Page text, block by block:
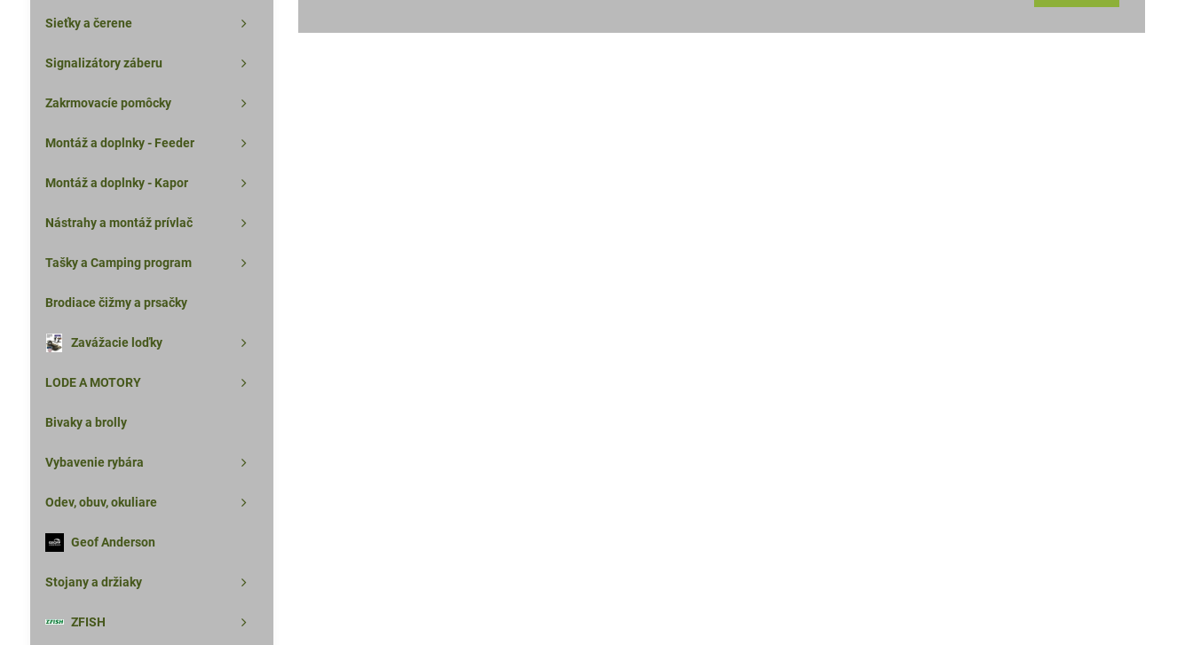
Sieťky a čerene
Signalizátory záberu
Zakrmovacíe pomôcky
Montáž a doplnky - Feeder
Montáž a doplnky - Kapor
Nástrahy a montáž prívlač
Tašky a Camping program
Brodiace čižmy a prsačky
Zavážacie loďky
LODE A MOTORY
Bivaky a brolly
Vybavenie rybára
Odev, obuv, okuliare
Geof Anderson
Stojany a držiaky
ZFISH